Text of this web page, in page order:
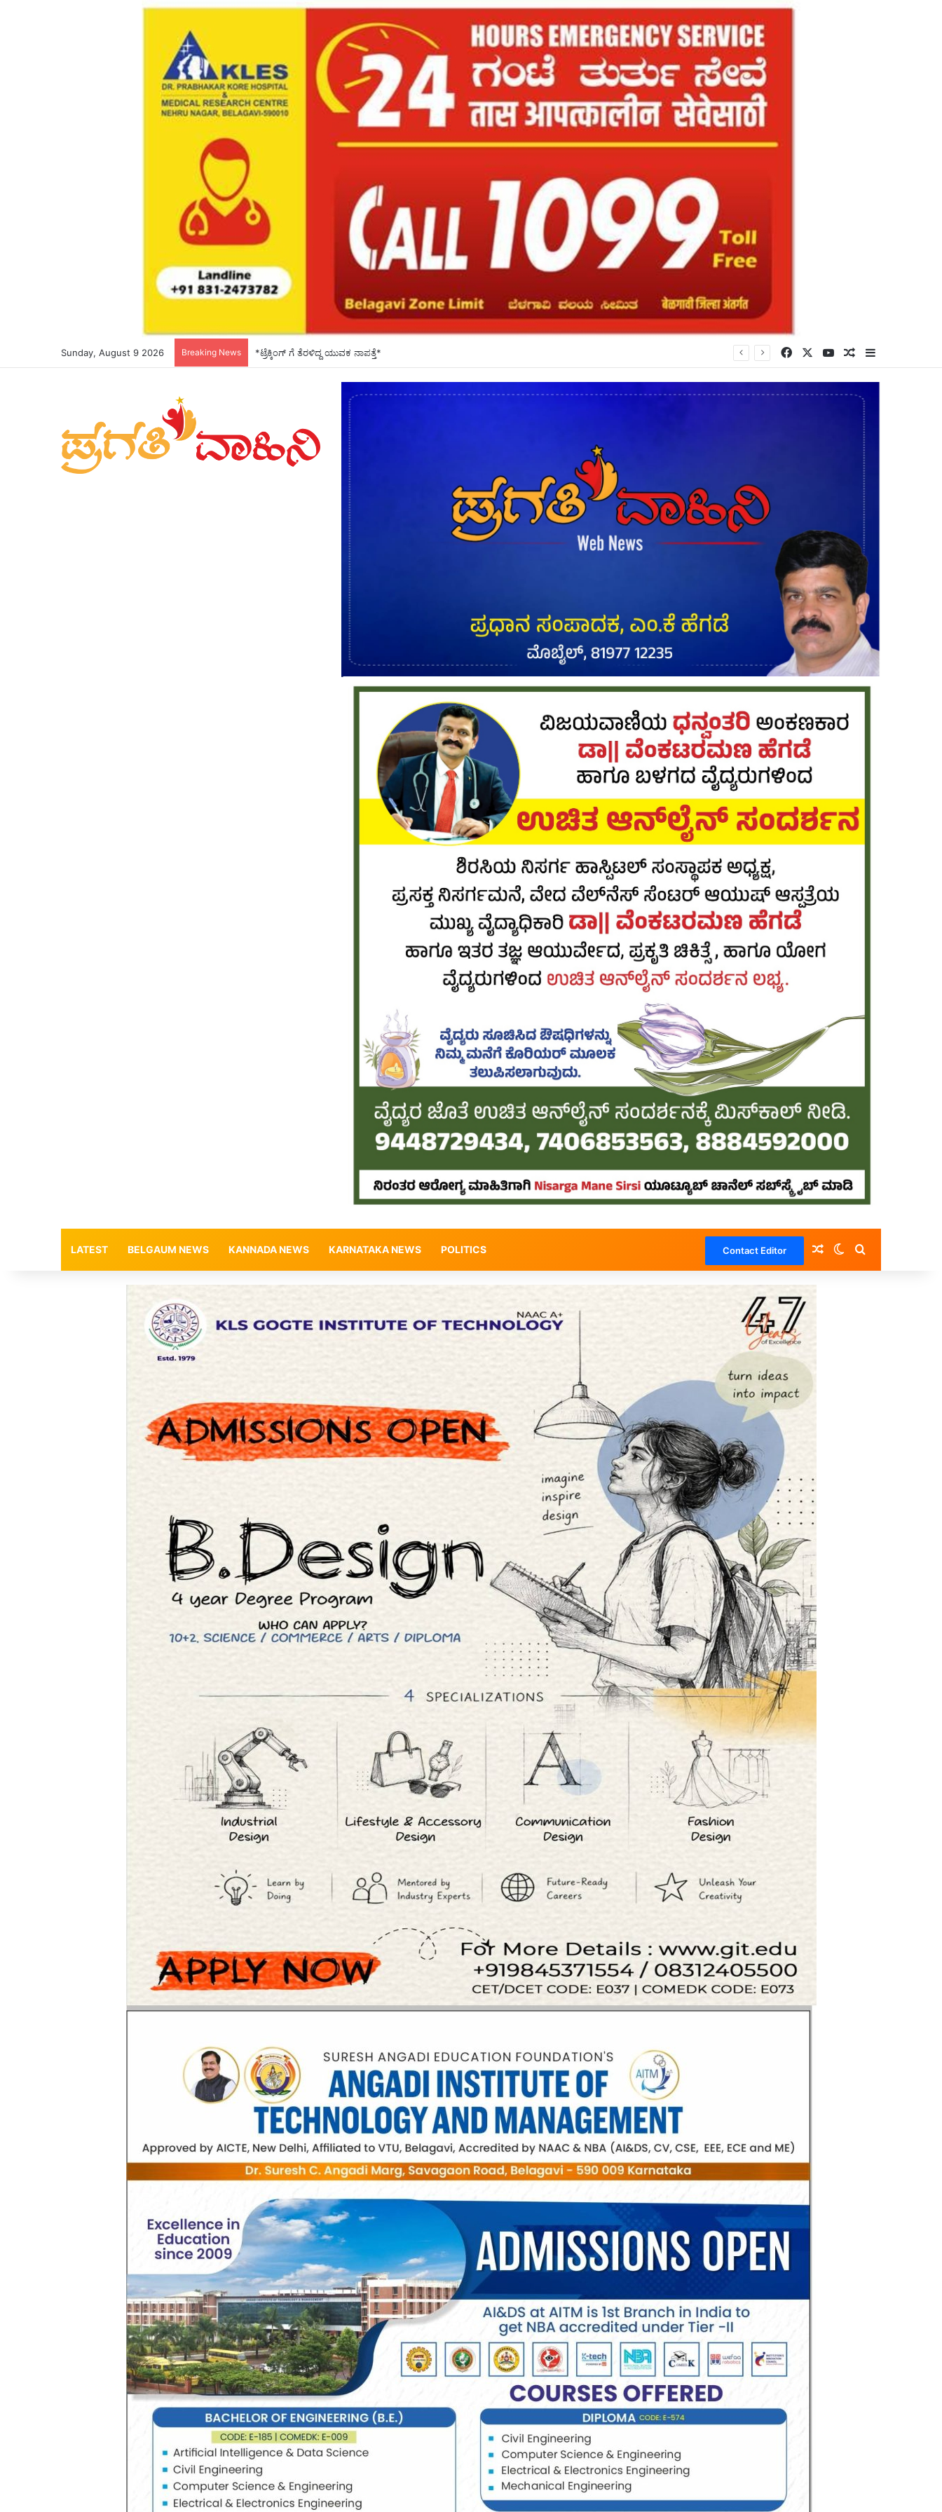
Sunday, August 9 2026 Breaking News *ಅಕ್ರಮ ಸಂಬಂಧಕ್ಕೆ ಅಡ್ಡಿಯಾಗಿದ್ದ ಗಂಡನ ಕೊಲೆ: ತಿಂಗಳ ಬಳಿಕ ಕೊಲೆ ರಹಸ್ಯ ಬಯಲು* FacebookYouTubeRandom Article
Sidebar
LATEST BELGAUM NEWS KANNADA NEWS KARNATAKA NEWS POLITICS Contact Editor Random Article
Switch skin
Search for